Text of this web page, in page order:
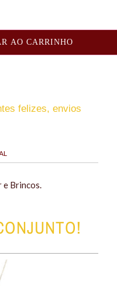
AO CARRINHO
felizes, envios
Brincos.